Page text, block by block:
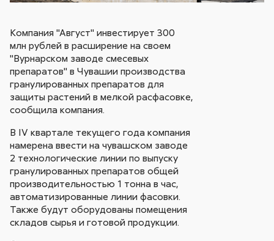
Компания "Август" инвестирует 300
млн рублей в расширение на своем
"Вурнарском заводе смесевых
препаратов" в Чувашии производства
гранулированных препаратов для
защиты растений в мелкой расфасовке,
сообщила компания.
В IV квартале текущего года компания
намерена ввести на чувашском заводе
2 технологические линии по выпуску
гранулированных препаратов общей
производительностью 1 тонна в час,
автоматизированные линии фасовки.
Также будут оборудованы помещения
складов сырья и готовой продукции.